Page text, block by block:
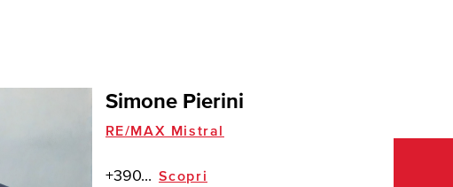
Simone Pierini
RE/MAX Mistral
+390... Scopri